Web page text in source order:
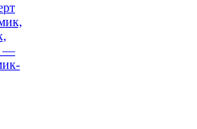
—